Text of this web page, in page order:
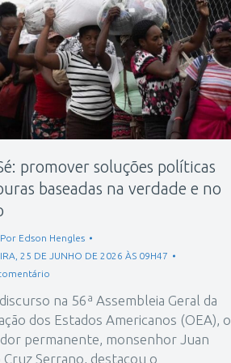
promover soluções políticas
baseadas na verdade e no
Por Edson Hengles
25 DE JUNHO DE 2026 ÀS 09H47
na 56ª Assembleia Geral da
dos Estados Americanos (OEA), o
permanente, monsenhor Juan
Serrano, destacou o